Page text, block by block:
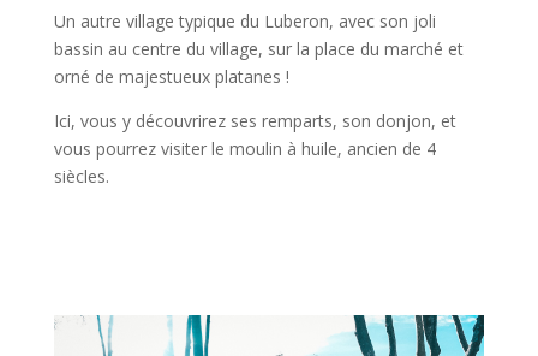
Un autre village typique du Luberon, avec son joli
bassin au centre du village, sur la place du marché et
orné de majestueux platanes !
Ici, vous y découvrirez ses remparts, son donjon, et
vous pourrez visiter le moulin à huile, ancien de 4
siècles.